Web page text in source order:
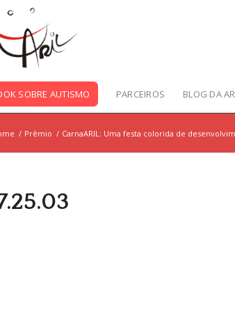
SOBRE AUTISMO PARCEIROS BLOG DA
/ Prêmio / CarnaARIL: Uma festa colorida de